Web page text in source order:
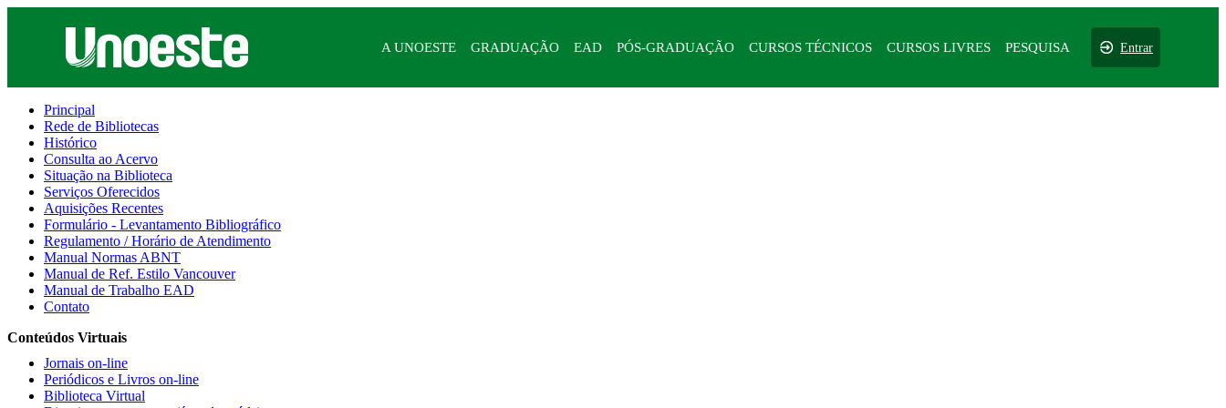
A UNOESTE GRADUAÇÃO EAD PÓS-GRADUAÇÃO CURSOS TÉCNICOS CURSOS LIVRES PESQUISA Entrar
Principal
Rede de Bibliotecas
Histórico
Consulta ao Acervo
Situação na Biblioteca
Serviços Oferecidos
Aquisições Recentes
Formulário - Levantamento Bibliográfico
Regulamento / Horário de Atendimento
Manual Normas ABNT
Manual de Ref. Estilo Vancouver
Manual de Trabalho EAD
Contato
Conteúdos Virtuais
Jornais on-line
Periódicos e Livros on-line
Biblioteca Virtual